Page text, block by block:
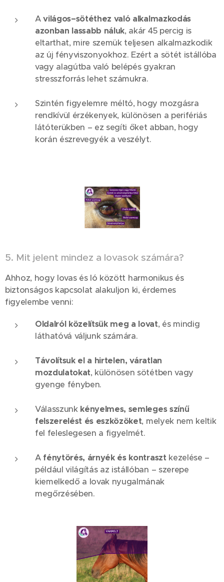
Avilágos–sötéthez való alkalmazkodás
azonban lassabb náluk, akár 45 percig is
eltarthat, mire szemük teljesen alkalmazkodik
az új fényviszonyokhoz. Ezért a sötét istállóba
vagy alagútba való belépés gyakran
stresszforrás lehet számukra.
Szintén figyelemre méltó, hogy mozgásra
rendkívül érzékenyek, különösen a perifériás
látóterükben – ez segíti őket abban, hogy
korán észrevegyék a veszélyt.
5. Mit jelent mindez a lovasok számára?
Ahhoz, hogy lovas és ló között harmonikus és
biztonságos kapcsolat alakuljon ki, érdemes
figyelembe venni:
Oldalról közelítsük meg a lovat, és mindig
láthatóvá váljunk számára.
Távolítsuk el a hirtelen, váratlan
mozdulatokat, különösen sötétben vagy
gyenge fényben.
Válasszunk kényelmes, semleges színű
felszerelést és eszközöket, melyek nem keltik
fel feleslegesen a figyelmét.
A fénytörés, árnyék és kontraszt kezelése –
például világítás az istállóban – szerepe
kiemelkedő a lovak nyugalmának
megőrzésében.